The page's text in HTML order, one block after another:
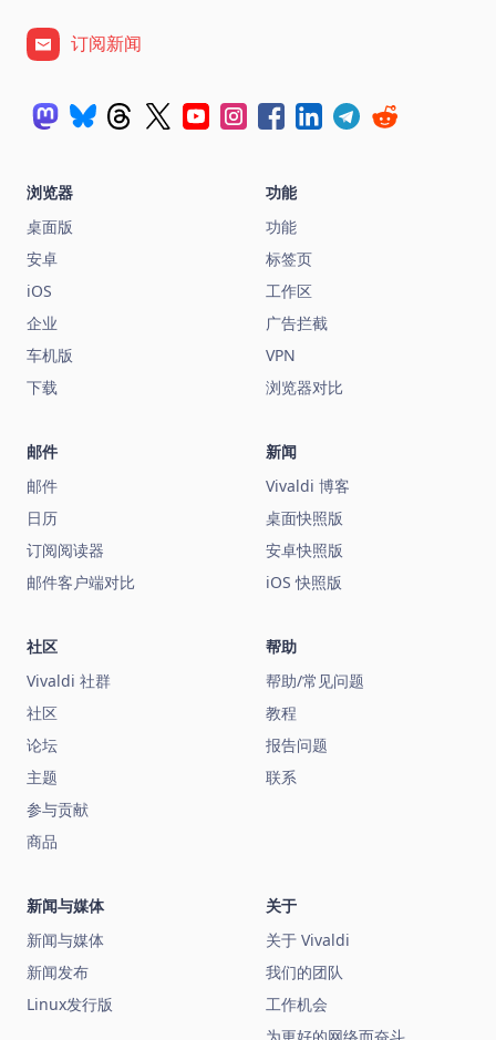
订阅新闻
浏览器
桌面版
安卓
iOS
企业
车机版
下载
功能
功能
标签页
工作区
广告拦截
VPN
浏览器对比
邮件
邮件
日历
订阅阅读器
邮件客户端对比
新闻
Vivaldi 博客
桌面快照版
安卓快照版
iOS 快照版
社区
Vivaldi 社群
社区
论坛
主题
参与贡献
商品
帮助
帮助/常见问题
教程
报告问题
联系
新闻与媒体
新闻与媒体
新闻发布
Linux发行版
关于
关于 Vivaldi
我们的团队
工作机会
为更好的网络而奋斗